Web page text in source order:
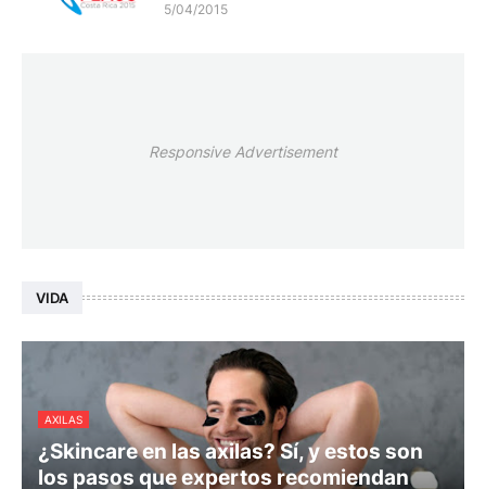
5/04/2015
Responsive Advertisement
VIDA
AXILAS
¿Skincare en las axilas? Sí, y estos son
los pasos que expertos recomiendan